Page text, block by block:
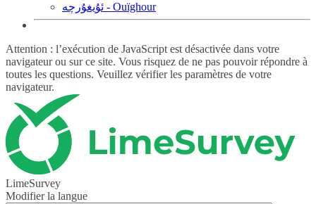
ئۇيغۇرچە - Ouïghour
Attention : l’exécution de JavaScript est désactivée dans votre
navigateur ou sur ce site. Vous risquez de ne pas pouvoir répondre à
toutes les questions. Veuillez vérifier les paramètres de votre
navigateur.
LimeSurvey
Modifier la langue